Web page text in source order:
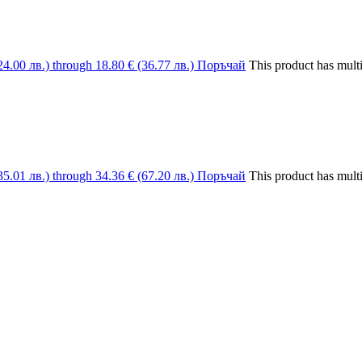
лв.) through 18.80 € (36.77 лв.) Поръчай This product has
лв.) through 34.36 € (67.20 лв.) Поръчай This product has